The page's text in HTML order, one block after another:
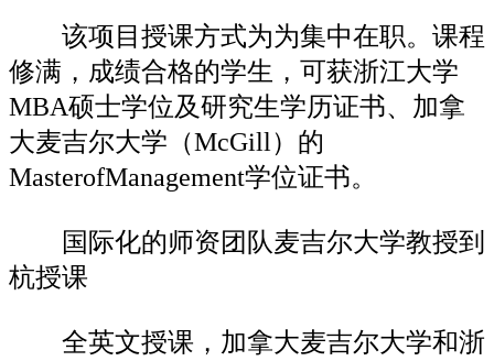
该项目授课方式为为集中在职。课程
修满，成绩合格的学生，可获浙江大学
MBA硕士学位及研究生学历证书、加拿
大麦吉尔大学（McGill）的
MasterofManagement学位证书。
国际化的师资团队麦吉尔大学教授到
杭授课
全英文授课，加拿大麦吉尔大学和浙